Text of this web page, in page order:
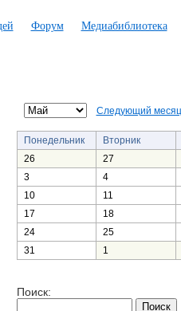
Форум Медиабиблиотека
Следующий месяц
Понедельник Вторник
26
27
3
4
10
11
17
18
24
25
31
1
Поиск: